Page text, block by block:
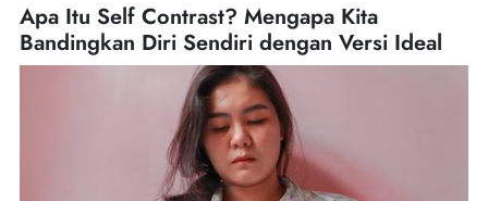
Apa Itu Self Contrast? Mengapa Kita
Bandingkan Diri Sendiri dengan Versi Ideal